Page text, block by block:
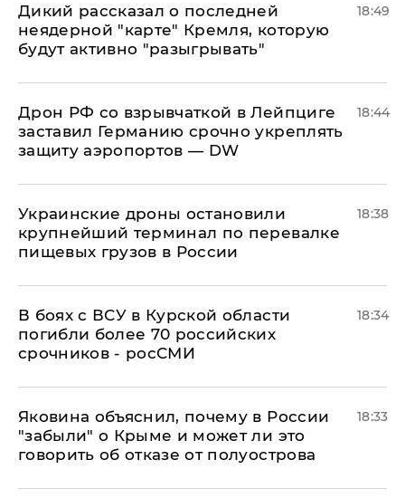
Дикий рассказал о последней
неядерной "карте" Кремля, которую
будут активно "разыгрывать"
18:49
​Дрон РФ со взрывчаткой в Лейпциге
заставил Германию срочно укреплять
защиту аэропортов — DW
18:44
Украинские дроны остановили
крупнейший терминал по перевалке
пищевых грузов в России
18:38
В боях с ВСУ в Курской области
погибли более 70 российских
срочников - росСМИ
18:34
Яковина объяснил, почему в России
"забыли" о Крыме и может ли это
говорить об отказе от полуострова
18:33